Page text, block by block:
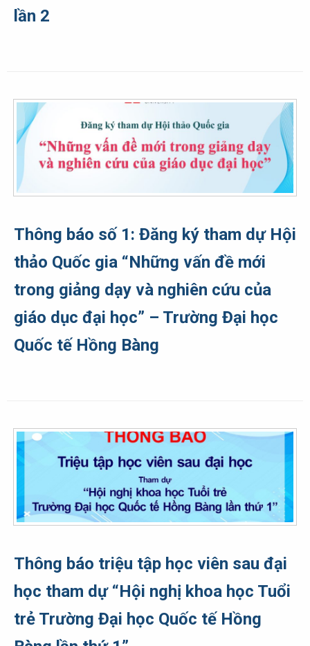
lần 2
Thông báo số 1: Đăng ký tham dự Hội
thảo Quốc gia “Những vấn đề mới
trong giảng dạy và nghiên cứu của
giáo dục đại học” – Trường Đại học
Quốc tế Hồng Bàng
Thông báo triệu tập học viên sau đại
học tham dự “Hội nghị khoa học Tuổi
trẻ Trường Đại học Quốc tế Hồng